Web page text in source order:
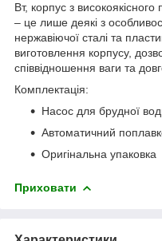
Вт, корпус з
– це лише деякі з
нержавіючої сталі та
виготовлення корпусу,
співвідношення ваги та
Комплектація:
Насос для брудної
Автоматичний
Оригінальна упаковка
Приховати